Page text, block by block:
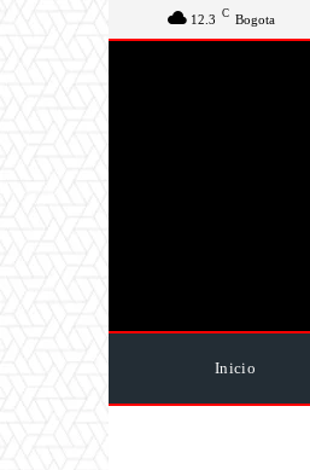
12.3 C Bogota
Inicio